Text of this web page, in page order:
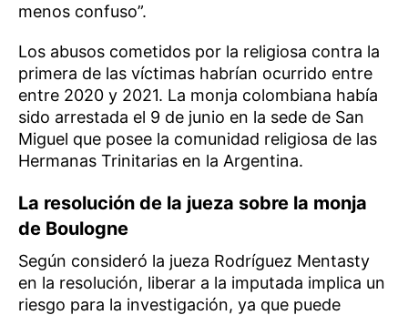
menos confuso”.
Los abusos cometidos por la religiosa contra la
primera de las víctimas habrían ocurrido entre
entre 2020 y 2021. La monja colombiana había
sido arrestada el 9 de junio en la sede de San
Miguel que posee la comunidad religiosa de las
Hermanas Trinitarias en la Argentina.
La resolución de la jueza sobre la monja
de Boulogne
Según consideró la jueza Rodríguez Mentasty
en la resolución, liberar a la imputada implica un
riesgo para la investigación, ya que puede